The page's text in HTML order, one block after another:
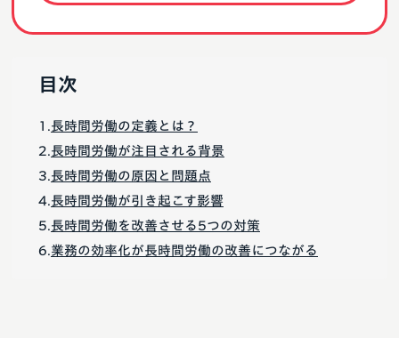
目次
長時間労働の定義とは？
長時間労働が注目される背景
長時間労働の原因と問題点
長時間労働が引き起こす影響
長時間労働を改善させる5つの対策
業務の効率化が長時間労働の改善につながる